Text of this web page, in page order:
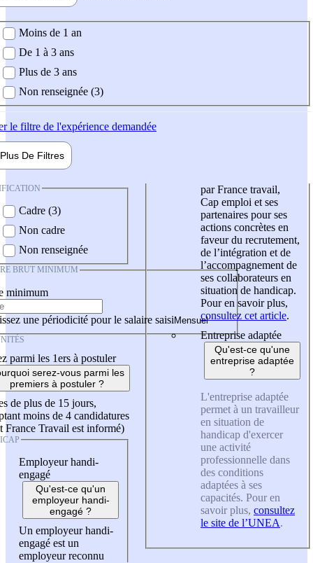
demandée
Moins de 1 an
De 1 à 3 ans
Plus de 3 ans
Non renseignée (3)
le filtre de l'expérience demandée
Plus De Filtres
Cadre (3)
Non cadre
Non renseignée
BRUT MINIMUM
minimum
une périodicité pour le salaire saisi
parmi les 1ers à postuler
serez-vous parmi les
premiers à postuler ?
de plus de 15 jours,
moins de 4 candidatures
France Travail est informé)
Employeur handi-
engagé
Qu'est-ce qu'un
employeur handi-
engagé ?
Un employeur handi-
engagé est un
employeur reconnu
par France travail,
Cap emploi et ses
partenaires pour ses
actions concrètes en
faveur du recrutement,
de l’intégration et de
l’accompagnement de
ses collaborateurs en
situation de handicap.
Pour en savoir plus,
consultez cet article.
Entreprise adaptée
Qu'est-ce qu'une
entreprise adaptée
?
L'entreprise adaptée
permet à un travailleur
en situation de
handicap d'exercer
une activité
professionnelle dans
des conditions
adaptées à ses
capacités. Pour en
savoir plus, consultez
le site de l’UNEA.